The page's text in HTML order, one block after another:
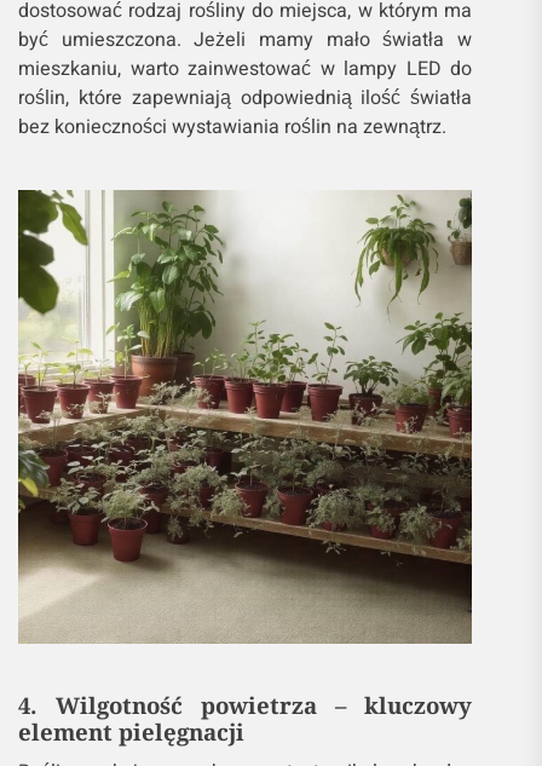
dostosować rodzaj rośliny do miejsca, w którym ma
być umieszczona. Jeżeli mamy mało światła w
mieszkaniu, warto zainwestować w lampy LED do
roślin, które zapewniają odpowiednią ilość światła
bez konieczności wystawiania roślin na zewnątrz.
4. Wilgotność powietrza – kluczowy
element pielęgnacji